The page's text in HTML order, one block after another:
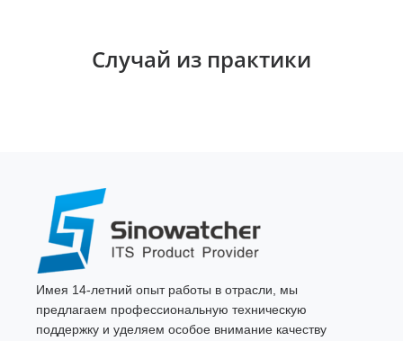
Случай из практики
Имея 14-летний опыт работы в отрасли, мы
предлагаем профессиональную техническую
поддержку и уделяем особое внимание качеству